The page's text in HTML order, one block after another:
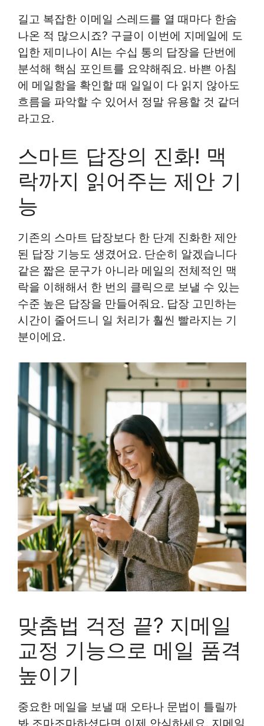
길고 복잡한 이메일 스레드를 열 때마다 한숨
나온 적 많으시죠? 구글이 이번에 지메일에 도
입한 제미나이 AI는 수십 통의 답장을 단번에
분석해 핵심 포인트를 요약해줘요. 바쁜 아침
에 메일함을 확인할 때 일일이 다 읽지 않아도
흐름을 파악할 수 있어서 정말 유용할 것 같더
라고요.
스마트 답장의 진화! 맥
락까지 읽어주는 제안 기
능
기존의 스마트 답장보다 한 단계 진화한 제안
된 답장 기능도 생겼어요. 단순히 알겠습니다
같은 짧은 문구가 아니라 메일의 전체적인 맥
락을 이해해서 한 번의 클릭으로 보낼 수 있는
수준 높은 답장을 만들어줘요. 답장 고민하는
시간이 줄어드니 일 처리가 훨씬 빨라지는 기
분이에요.
맞춤법 걱정 끝? 지메일
교정 기능으로 메일 품격
높이기
중요한 메일을 보낼 때 오타나 문법이 틀릴까